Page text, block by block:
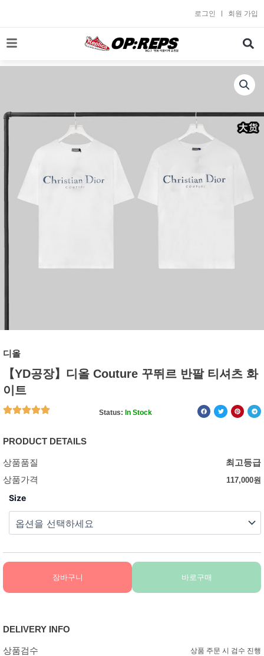
로
로그인 회원 가입
디올
【YD공장】디올 Couture 꾸뛰르 반팔 티셔츠 화
이트
Status: In Stock
PRODUCT DETAILS
상품품질
최고등급
상품가격
117,000원
Size
장바구니 바로구매
DELIVERY INFO
상품검수 상품 주문 시 검수 진행